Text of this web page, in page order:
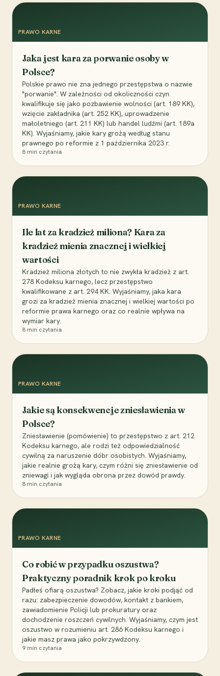
PRAWO KARNE
Jaka jest kara za porwanie osoby w
Polsce?
Polskie prawo nie zna jednego przestępstwa o nazwie
"porwanie". W zależności od okoliczności czyn
kwalifikuje się jako pozbawienie wolności (art. 189 KK),
wzięcie zakładnika (art. 252 KK), uprowadzenie
małoletniego (art. 211 KK) lub handel ludźmi (art. 189a
KK). Wyjaśniamy, jakie kary grożą według stanu
prawnego po reformie z 1 października 2023 r.
8 min czytania
PRAWO KARNE
Ile lat za kradzież miliona? Kara za
kradzież mienia znacznej i wielkiej
wartości
Kradzież miliona złotych to nie zwykła kradzież z art.
278 Kodeksu karnego, lecz przestępstwo
kwalifikowane z art. 294 KK. Wyjaśniamy, jaka kara
grozi za kradzież mienia znacznej i wielkiej wartości po
reformie prawa karnego oraz co realnie wpływa na
wymiar kary.
8 min czytania
PRAWO KARNE
Jakie są konsekwencje zniesławienia w
Polsce?
Zniesławienie (pomówienie) to przestępstwo z art. 212
Kodeksu karnego, ale rodzi też odpowiedzialność
cywilną za naruszenie dóbr osobistych. Wyjaśniamy,
jakie realnie grożą kary, czym różni się zniesławienie od
zniewagi i jak wygląda obrona przez dowód prawdy.
8 min czytania
PRAWO KARNE
Co robić w przypadku oszustwa?
Praktyczny poradnik krok po kroku
Padłeś ofiarą oszustwa? Zobacz, jakie kroki podjąć od
razu: zabezpieczenie dowodów, kontakt z bankiem,
zawiadomienie Policji lub prokuratury oraz
dochodzenie roszczeń cywilnych. Wyjaśniamy, czym jest
oszustwo w rozumieniu art. 286 Kodeksu karnego i
jakie masz prawa jako pokrzywdzony.
9 min czytania